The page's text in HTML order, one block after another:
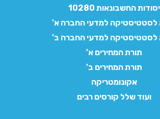
יסודות החשבונאות 10280
לסטטיסטיקה למדעי החברה א'
לסטטיסטיקה למדעי החברה ב'
תורת המחירים א'
תורת המחירים ב'
אקונומטריקה
ועוד שלל קורסים רבים